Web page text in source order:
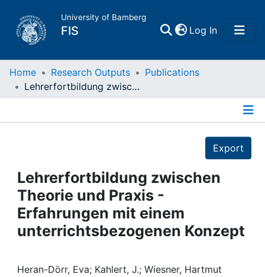
University of Bamberg
FIS Log In(current)
Home
Projects
People
Institutions
Awards
Home Research Outputs
Publications
Lehrerfortbildung zwischen Theorie und Praxis - Erfahrungen mit einem unterrichtsbezogenen Konzept
Export
Lehrerfortbildung zwischen
Theorie und Praxis -
Erfahrungen mit einem
unterrichtsbezogenen Konzept
Heran-Dörr, Eva; Kahlert, J.; Wiesner, Hartmut